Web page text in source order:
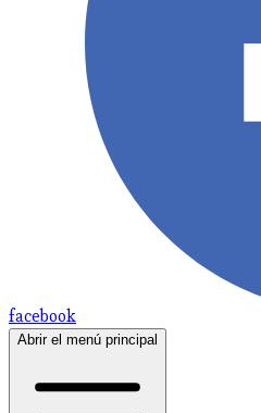
facebook
Abrir el menú principal